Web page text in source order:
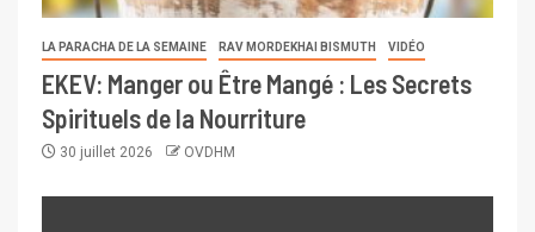
LA PARACHA DE LA SEMAINE RAV MORDEKHAI BISMUTH VIDÉO
EKEV: Manger ou Être Mangé : Les Secrets
Spirituels de la Nourriture
30 juillet 2026 OVDHM